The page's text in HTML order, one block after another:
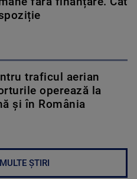
traficul aerian
operează la
și în România
ȘTIRI